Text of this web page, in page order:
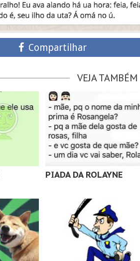
Compartilhar
VEJA TAMBÉM
PIADA DA ROLAYNE